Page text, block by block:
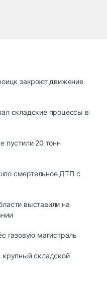
закроют движение
складские процессы в
пустили 20 тонн
смертельное ДТП с
выставили на
газовую магистраль
крупный складской